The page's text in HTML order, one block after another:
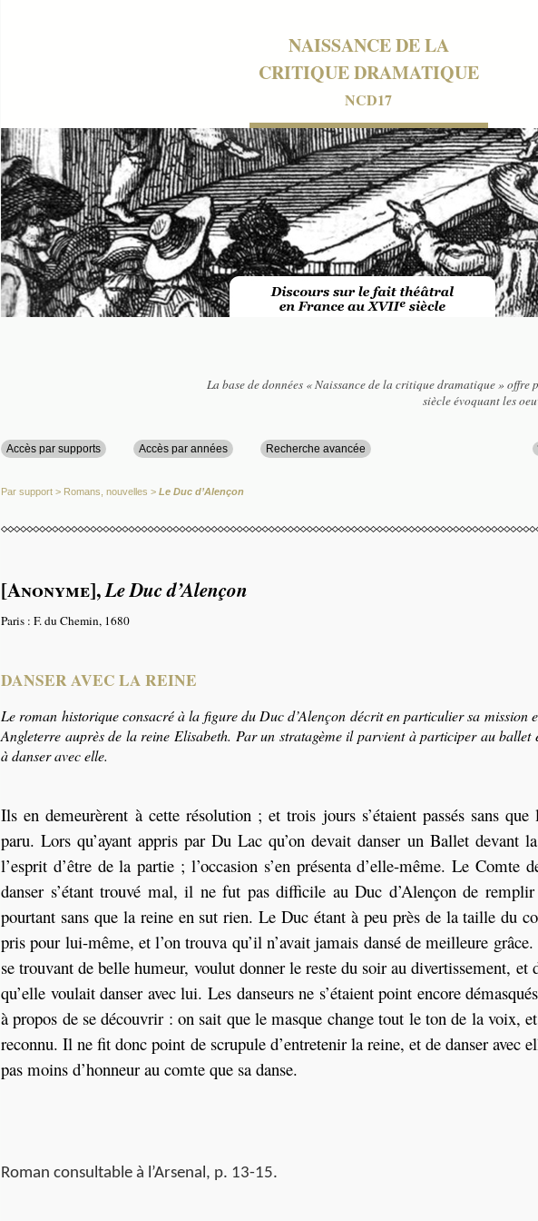
NAISSANCE DE LA
CRITIQUE DRAMATIQUE
NCD17
La base de données « Naissance de la critique dramatique » offre
siècle évoquant les
Accès par supports Accès par années Recherche avancée
Par support > Romans, nouvelles > Le Duc d’Alençon
[Anonyme],Le Duc d’Alençon
Paris : F. du Chemin, 1680
DANSER AVEC LA REINE
Le roman historique consacré à la figure du Duc d’Alençon décrit en particulier sa mission
Angleterre auprès de la reine Elisabeth. Par un stratagème il parvient à participer au ballet
à danser avec elle.
Ils en demeurèrent à cette résolution ; et trois jours s’étaient passés sans
paru. Lors qu’ayant appris par Du Lac qu’on devait danser un Ballet devant
l’esprit d’être de la partie ; l’occasion s’en présenta d’elle-même. Le Comte
danser s’étant trouvé mal, il ne fut pas difficile au Duc d’Alençon de
pourtant sans que la reine en sut rien. Le Duc étant à peu près de la taille du
pris pour lui-même, et l’on trouva qu’il n’avait jamais dansé de meilleure
se trouvant de belle humeur, voulut donner le reste du soir au divertissement, et
qu’elle voulait danser avec lui. Les danseurs ne s’étaient point encore
à propos de se découvrir : on sait que le masque change tout le ton de la voix,
reconnu. Il ne fit donc point de scrupule d’entretenir la reine, et de danser avec
pas moins d’honneur au comte que sa danse.
Roman consultable à l’Arsenal, p. 13-15.